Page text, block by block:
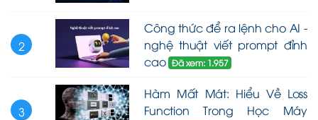
2
Công thức để ra lệnh cho AI -
nghệ thuật viết prompt đỉnh
cao Đã xem: 1.957
3
Hàm Mất Mát: Hiểu Về Loss
Function Trong Học Máy